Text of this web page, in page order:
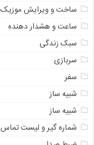
ساخت و ویرایش موزیک
ساعت و هشدار دهنده
سبک زندگی
سربازی
سفر
شبیه ساز
شبیه ساز
شماره گیر و لیست تماس